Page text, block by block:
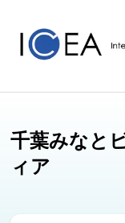
千葉みなと
ィア